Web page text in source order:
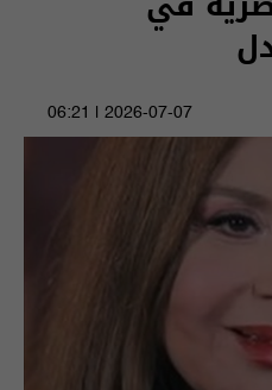
2026-07-07 | 06:21